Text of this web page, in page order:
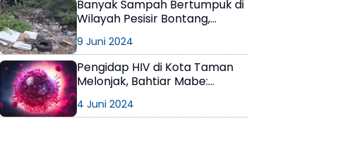
Banyak Sampah Bertumpuk di
Wilayah Pesisir Bontang,
Stunting?
9 Juni 2024
Pengidap HIV di Kota Taman
Melonjak, Bahtiar Mabe:
Gulanya’
4 Juni 2024